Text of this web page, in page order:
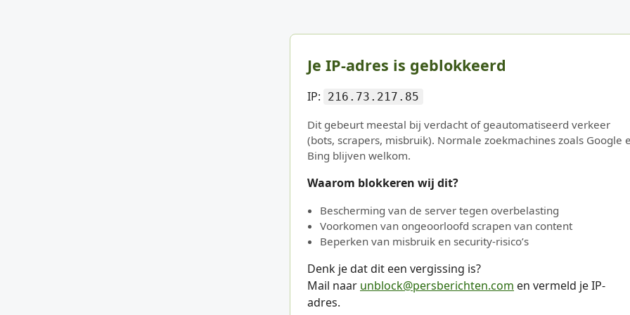
Je IP-adres is geblokkeerd
IP: 216.73.217.85
Dit gebeurt meestal bij verdacht of geautomatiseerd verkeer
(bots, scrapers, misbruik). Normale zoekmachines zoals Google
Bing blijven welkom.
Waarom blokkeren wij dit?
Bescherming van de server tegen overbelasting
Voorkomen van ongeoorloofd scrapen van content
Beperken van misbruik en security-risico’s
Denk je dat dit een vergissing is?
Mail naar unblock@persberichten.com en vermeld je IP-
adres.